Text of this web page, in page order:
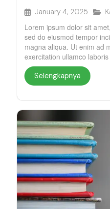
January 4, 2025
Lorem ipsum dolor sit
sed do eiusmod tempor
magna aliqua. Ut enim ad
exercitation ullamco
Selengkapnya